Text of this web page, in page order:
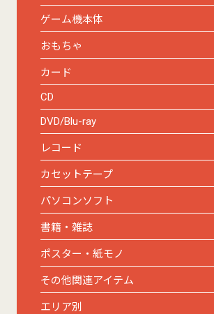
ゲーム機本体
おもちゃ
カード
CD
DVD/Blu-ray
レコード
カセットテープ
パソコンソフト
書籍・雑誌
ポスター・紙モノ
その他関連アイテム
エリア別